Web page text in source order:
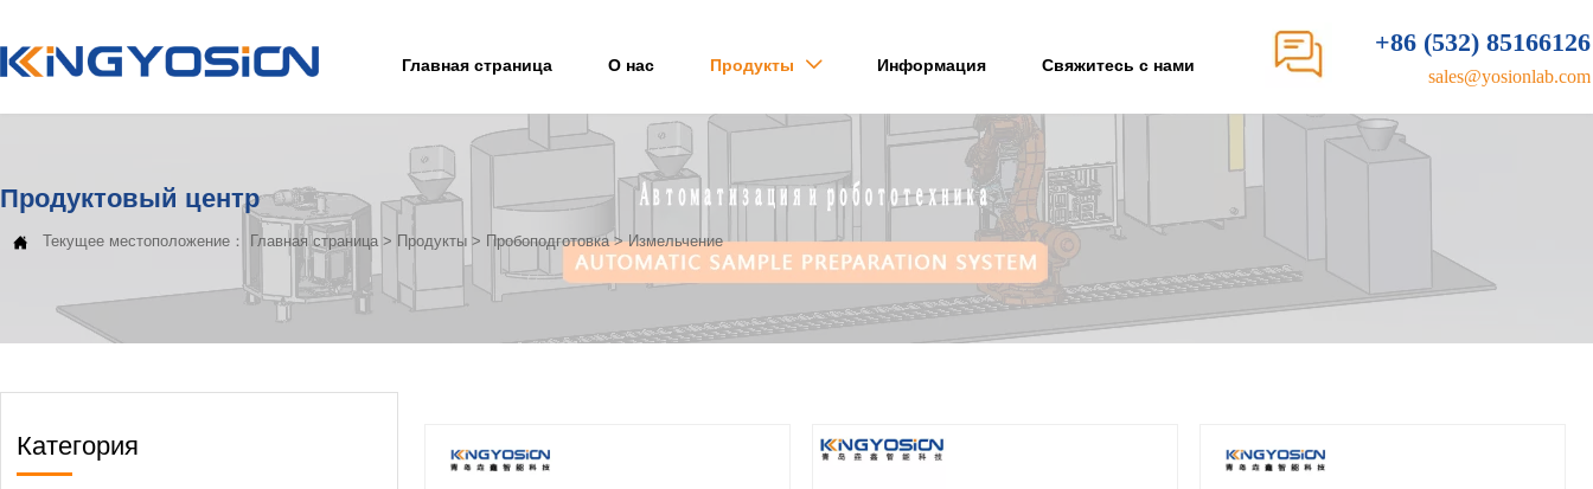
Главная страница О нас Продукты  Информация Свяжитесь с нами
+86 (532) 85166126
sales@yosionlab.com
Продуктовый центр
 Текущее местоположение： Главная страница > Продукты > Пробоподготовка>Измельчение
Категория